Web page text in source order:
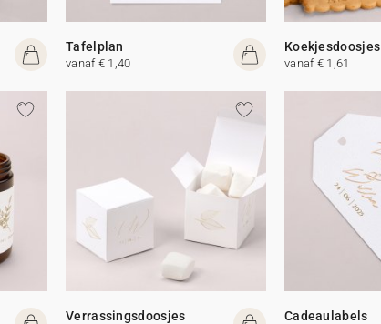
Tafelplan
vanaf € 1,40
Koekjesdoosjes
vanaf € 1,61
Verrassingsdoosjes Cadeaulabels